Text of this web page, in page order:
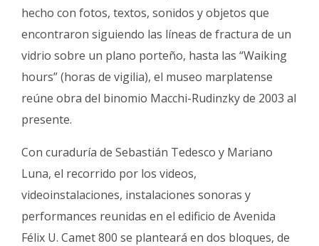
hecho con fotos, textos, sonidos y objetos que
encontraron siguiendo las líneas de fractura de un
vidrio sobre un plano porteño, hasta las “Waiking
hours” (horas de vigilia), el museo marplatense
reúne obra del binomio Macchi-Rudinzky de 2003 al
presente.
Con curaduría de Sebastián Tedesco y Mariano
Luna, el recorrido por los videos,
videoinstalaciones, instalaciones sonoras y
performances reunidas en el edificio de Avenida
Félix U. Camet 800 se planteará en dos bloques, de